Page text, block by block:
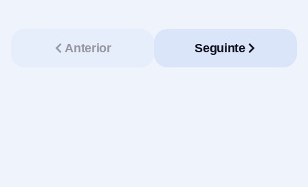
Anterior Seguinte